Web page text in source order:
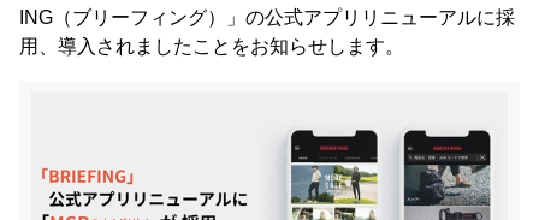
ING（ブリーフィング）」の公式アプリリニューアルに採
用、導入されましたことをお知らせします。